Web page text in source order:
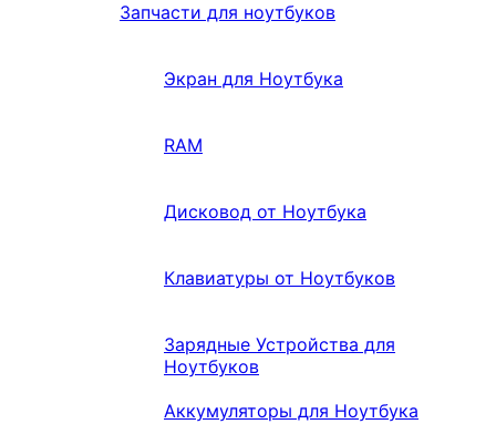
Запчасти для ноутбуков
Экран для Ноутбука
RAM
Дисковод от Ноутбука
Клавиатуры от Ноутбуков
Зарядные Устройства для
Ноутбуков
Аккумуляторы для Ноутбука